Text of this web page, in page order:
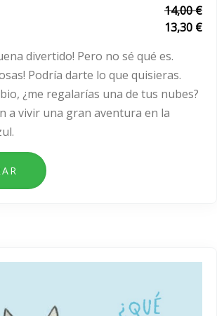
14,00 €
13,30 €
divertido! Pero no sé qué es.
Podría darte lo que quisieras.
¿me regalarías una de tus nubes?
a vivir una gran aventura en la